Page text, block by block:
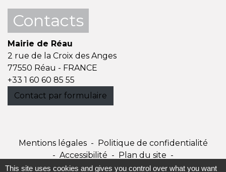
Contacts
Mairie de Réau
2 rue de la Croix des Anges
77550 Réau - FRANCE
+33 1 60 60 85 55
Contact par formulaire
Mentions légales - Politique de confidentialité
- Accessibilité - Plan du site -
Gestion des cookies
This site uses cookies and gives you control over what you want